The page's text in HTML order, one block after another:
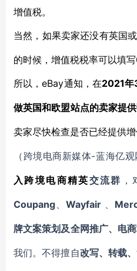
增值税。
当然，如果卖家还没有英国
的时候，增值税税率可以填写
所以，eBay通知，在2021年
做英国和欧盟站点的卖家提
卖家尽快检查是否已经提供增
（跨境电商新媒体-蓝海亿
入 跨境电商精英交流群
Coupang 、Wayfair
牌文案策划及全网推广、电
我们。不得擅自改写、转载